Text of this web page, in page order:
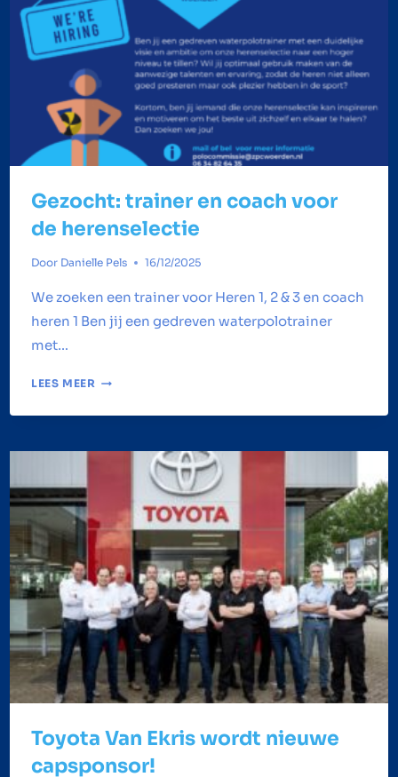
Gezocht: trainer en coach voor
de herenselectie
Door Danielle Pels 16/12/2025
We zoeken een trainer voor Heren 1, 2 & 3 en coach
heren 1 Ben jij een gedreven waterpolotrainer
met…
LEES MEER GEZOCHT:
EN
VOOR
HERENSELECTIE
Toyota Van Ekris wordt nieuwe
capsponsor!